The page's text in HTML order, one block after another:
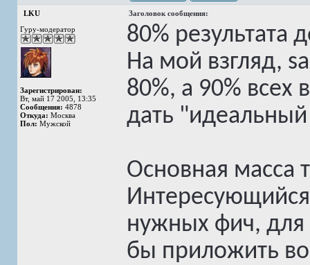
LKU
Заголовок сообщения:
Гуру-модератор
Зарегистрирован:
Вт, май 17 2005, 13:35
Сообщения: 4878
Откуда: Москва
Пол: Мужской
80% результата
На мой взгляд,
80%, а 90%
дать
Основная масса
Интересующийся
нужных фич, для
бы приложить